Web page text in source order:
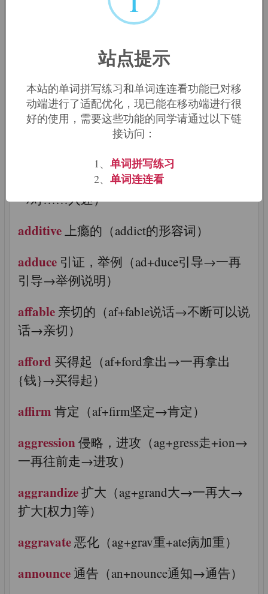
accumulate积累（ac+cumul堆积+ate→堆
积起来→积累）
使习惯（ac+custom习俗→习惯
上瘾，入迷（ad+dict说→一再说起
→对……入迷）
additive 上瘾的（addict的形容词）
adduce 引证，举例（ad+duce引导→一再
引导→举例说明）
affable 亲切的（af+fable说话→不断可以说
话→亲切）
afford 买得起（af+ford拿出→一再拿出
{钱}→买得起）
affirm 肯定（af+firm坚定→肯定）
aggression 侵略，进攻（ag+gress走+ion→
一再往前走→进攻）
aggrandize扩大（ag+grand大→一再大→
扩大[权力]等）
aggravate恶化（ag+grav重+ate病加重）
announce通告（an+nounce通知→通告）
站点提示
本站的单词拼写练习和单词连连看功能已对移
动端进行了适配优化，现已能在移动端进行很
好的使用，需要这些功能的同学请通过以下链
接访问：
1、 单词拼写练习
2、 单词连连看